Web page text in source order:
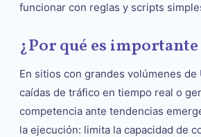
funcionar con reglas y scripts
¿Por qué es
En sitios con grandes volúmenes
caídas de tráfico en tiempo real o
competencia ante tendencias
la ejecución: limita la capacidad de